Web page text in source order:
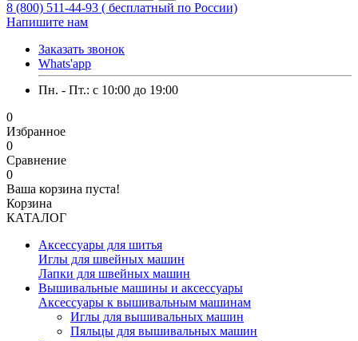
8 (800) 511-44-93 ( бесплатный по России)
Напишите нам
Заказать звонок
Whats'app
Пн. - Пт.: c 10:00 до 19:00
0
Избранное
0
Сравнение
0
Ваша корзина пуста!
Корзина
КАТАЛОГ
Аксессуары для шитья
Иглы для швейных машин
Лапки для швейных машин
Вышивальные машины и аксессуары
Аксессуары к вышивальным машинам
Иглы для вышивальных машин
Пяльцы для вышивальных машин